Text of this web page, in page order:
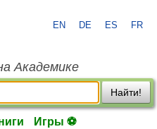
EN DE ES FR
Академике
Найти!
Игры ⚽